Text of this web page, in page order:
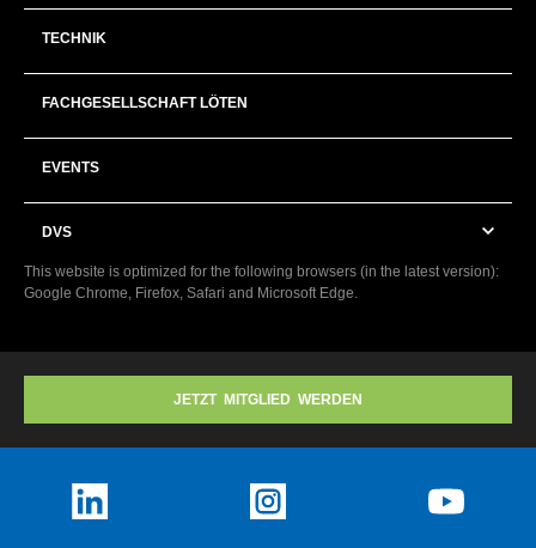
TECHNIK
FACHGESELLSCHAFT LÖTEN
EVENTS
DVS
This website is optimized for the following browsers (in the latest version):
Google Chrome, Firefox, Safari and Microsoft Edge.
JETZT MITGLIED WERDEN